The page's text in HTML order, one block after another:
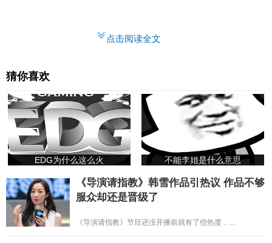
点击阅读全文
猜你喜欢
EDG为什么这么火 不能李姐是什么意思
《导演请指教》韩雪作品引热议 作品不够
服众却还是晋级了
《导演请指教》节目还没开播前就有了些热度，...